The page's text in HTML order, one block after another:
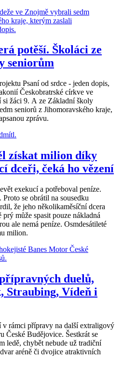
potěší. Školáci ze
seniorům
Psaní od srdce - jeden dopis,
Českobratrské církve ve
si žáci 9. A ze Základní školy
seniorů z Jihomoravského kraje,
zprávu.
získat milion díky
dceři, čeká ho vězení
exekucí a potřeboval peníze.
se obrátil na sousedku
že jeho několikaměsíční dcera
může spasit pouze nákladná
ale nemá peníze. Osmdesátileté
milion.
duelů,
Straubing, Vídeň i
v rámci přípravy na další extraligový
České Budějovice. Šestkrát se
ledě, chybět nebude už tradiční
aréně či dvojice atraktivních